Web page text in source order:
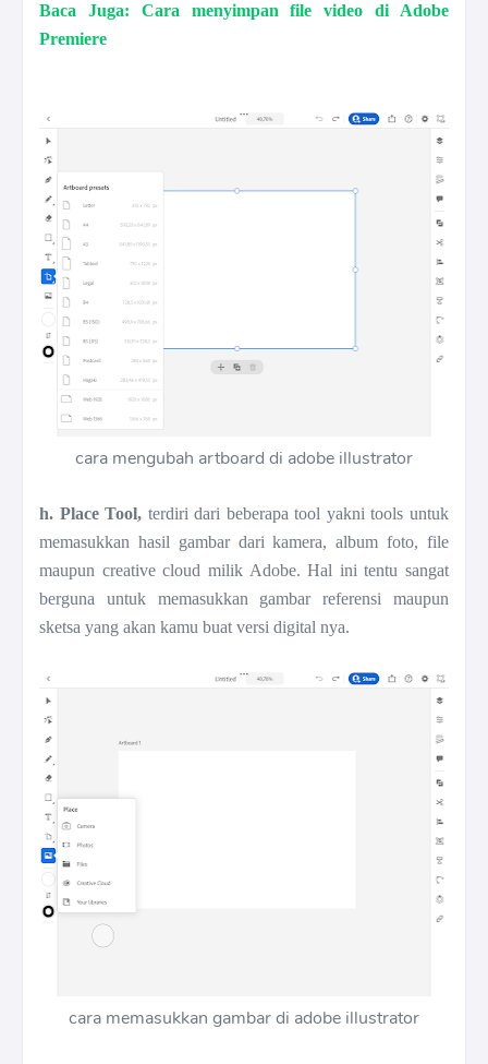
Baca Juga: Cara menyimpan file video di Adobe
Premiere
cara mengubah artboard di adobe illustrator
h. Place Tool, terdiri dari beberapa tool yakni tools untuk
memasukkan hasil gambar dari kamera, album foto, file
maupun creative cloud milik Adobe. Hal ini tentu sangat
berguna untuk memasukkan gambar referensi maupun
sketsa yang akan kamu buat versi digital nya.
cara memasukkan gambar di adobe illustrator